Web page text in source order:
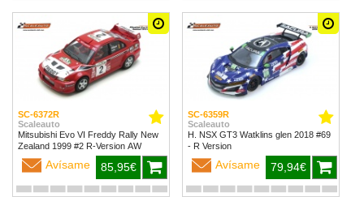
SC-6372R
Scaleauto
Mitsubishi Evo VI Freddy Rally New
Zealand 1999 #2 R-Version AW
Avísame 85,95€
SC-6359R
Scaleauto
H. NSX GT3 Watklins glen 2018 #69
- R Version
Avísame 79,94€